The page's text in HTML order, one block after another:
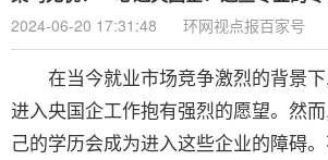
2024-06-20 17:31:48 环网视点报百家号
在当今就业市场竞争激烈的背景下
进入央国企工作抱有强烈的愿望。然
己的学历会成为进入这些企业的障碍